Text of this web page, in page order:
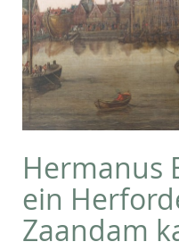
Hermanus
ein
Zaandam